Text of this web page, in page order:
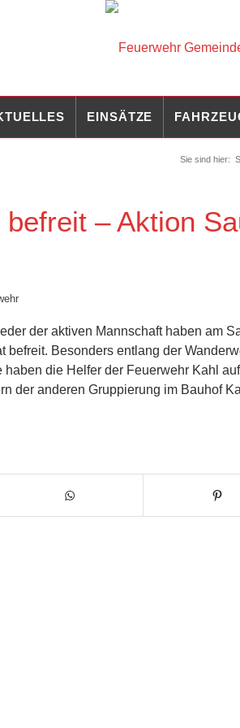
EINSÄTZE
Sie sind hier:
– Aktion
der aktiven Mannschaft haben am
Besonders entlang der
die Helfer der Feuerwehr Kahl
der anderen Gruppierung im Bauhof